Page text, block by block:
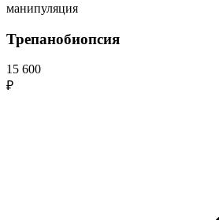
манипуляция
Трепанобиопсия
15 600
₽